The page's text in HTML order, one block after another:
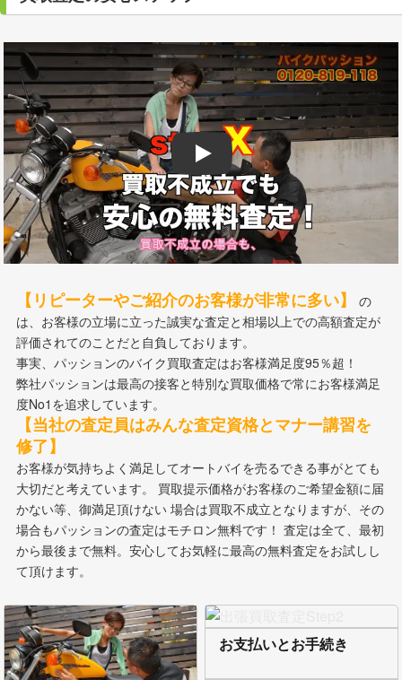
Play
【リピーターやご紹介のお客様が非常に多い】
は、お客様の立場に立った誠実な査定と相場以上での高額査定が
評価されてのことだと自負しております。
事実、パッションのバイク買取査定はお客様満足度95％超！
弊社パッションは最高の接客と特別な買取価格で常にお客様満足
度No1を追求しています。
【当社の査定員はみんな査定資格とマナー講習を
修了】
お客様が気持ちよく満足してオートバイを売るできる事がとても
大切だと考えています。 買取提示価格がお客様のご希望金額に届
かない等、御満足頂けない 場合は買取不成立となりますが、その
場合もパッションの査定はモチロン無料です！ 査定は全て、最初
から最後まで無料。安心してお気軽に最高の無料査定をお試しし
て頂けます。
お支払いとお手続き